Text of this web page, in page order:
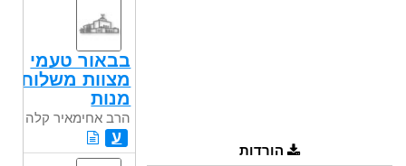
הורדות
בבאור טעמי
מצוות משלוח
מנות
הרב אחימאיר קלה
ע